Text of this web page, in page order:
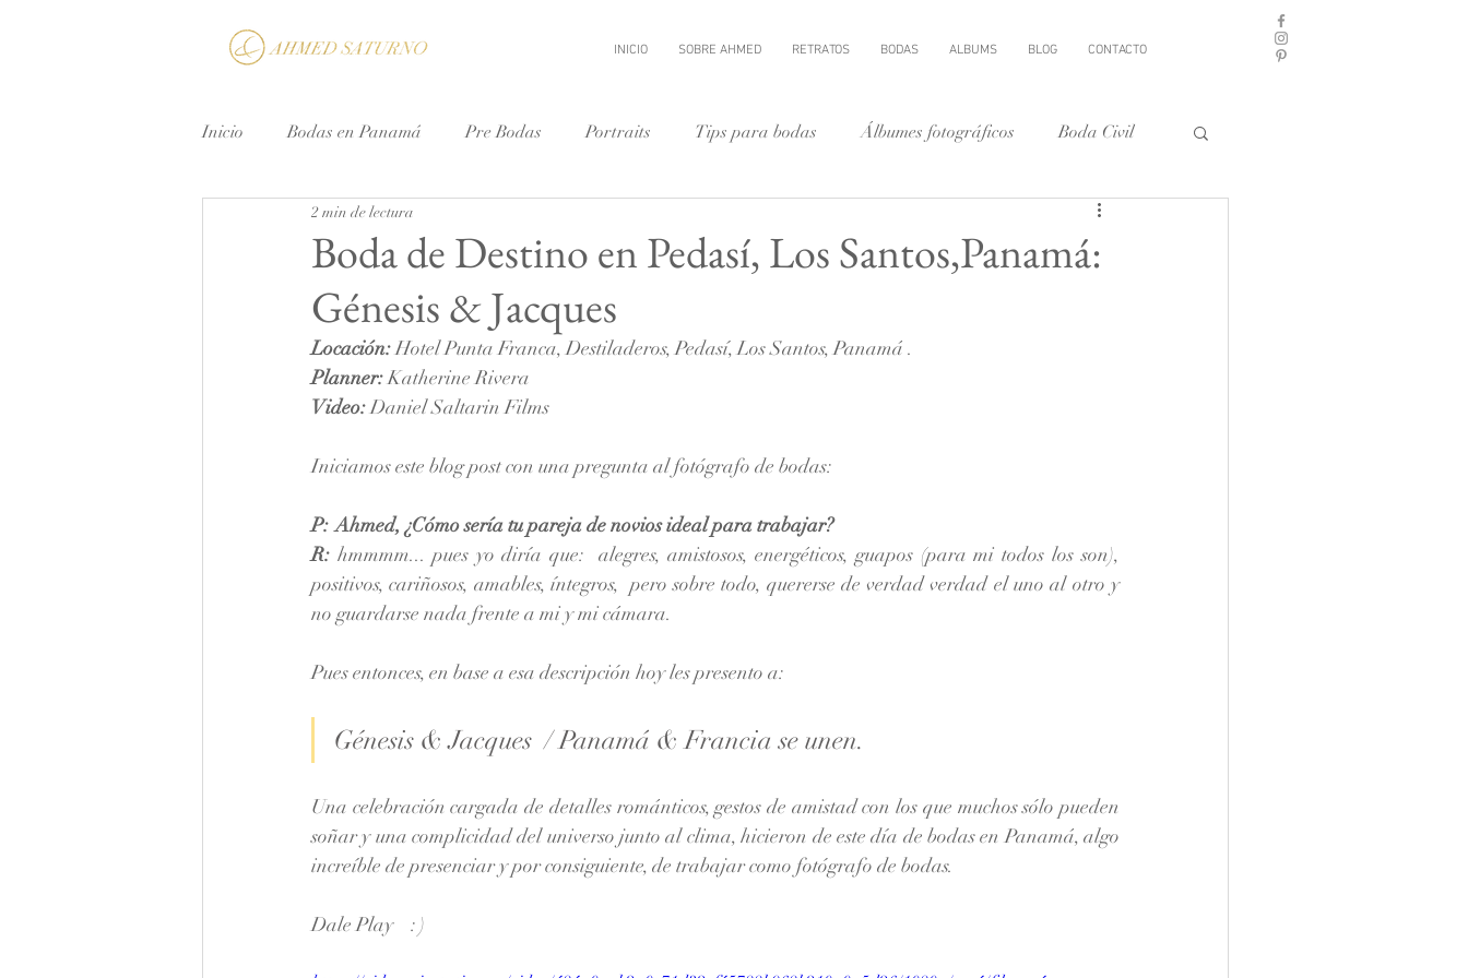
INICIO SOBRE AHMED RETRATOS BODAS ALBUMS BLOG CONTACTO
Inicio Bodas en Panamá Pre Bodas Portraits Tips para bodas Álbumes fotográficos Boda Civil
Micro Boda Bodas de Destino en Panama
Boda de Destino en Pedasí, Los Santos,Panamá:
Génesis & Jacques
2 min de lectura
Locación: Hotel Punta Franca, Destiladeros, Pedasí, Los Santos, Panamá .
Planner: Katherine Rivera
Video: Daniel Saltarin Films
Iniciamos este blog post con una pregunta al fotógrafo de bodas:
P:  Ahmed, ¿Cómo sería tu pareja de novios ideal para trabajar?
R: hmmmm... pues yo diría que:  alegres, amistosos, energéticos, guapos (para mi todos los son),
positivos, cariñosos, amables, íntegros,  pero sobre todo, quererse de verdad verdad el uno al otro y
no guardarse nada frente a mi y mi cámara.
Pues entonces, en base a esa descripción hoy les presento a:
Génesis & Jacques  / Panamá & Francia se unen.
Una celebración cargada de detalles románticos, gestos de amistad con los que muchos sólo pueden
soñar y una complicidad del universo junto al clima, hicieron de este día de bodas en Panamá, algo
increíble de presenciar y por consiguiente, de trabajar como fotógrafo de bodas.
Dale Play    : )